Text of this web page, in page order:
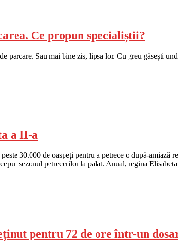
Ce propun specialiștii?
parcare. Sau mai bine zis, lipsa lor. Cu greu găsești
a II-a
30.000 de oaspeți pentru a petrece o după-
sezonul petrecerilor la palat. Anual, regina
pentru 72 de ore într-un